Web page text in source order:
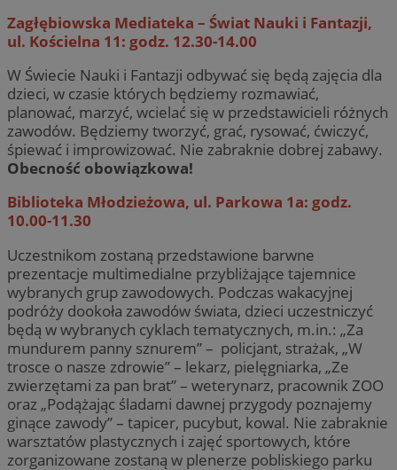
Zagłębiowska Mediateka – Świat Nauki i Fantazji,
ul. Kościelna 11: godz. 12.30-14.00
W Świecie Nauki i Fantazji odbywać się będą zajęcia dla
dzieci, w czasie których będziemy rozmawiać,
planować, marzyć, wcielać się w przedstawicieli różnych
zawodów. Będziemy tworzyć, grać, rysować, ćwiczyć,
śpiewać i improwizować. Nie zabraknie dobrej zabawy.
Obecność obowiązkowa!
Biblioteka Młodzieżowa, ul. Parkowa 1a: godz.
10.00-11.30
Uczestnikom zostaną przedstawione barwne
prezentacje multimedialne przybliżające tajemnice
wybranych grup zawodowych. Podczas wakacyjnej
podróży dookoła zawodów świata, dzieci uczestniczyć
będą w wybranych cyklach tematycznych, m.in.: „Za
mundurem panny sznurem” – policjant, strażak, „W
trosce o nasze zdrowie” – lekarz, pielęgniarka, „Ze
zwierzętami za pan brat” – weterynarz, pracownik ZOO
oraz „Podążając śladami dawnej przygody poznajemy
ginące zawody” – tapicer, pucybut, kowal. Nie zabraknie
warsztatów plastycznych i zajęć sportowych, które
zorganizowane zostaną w plenerze pobliskiego parku